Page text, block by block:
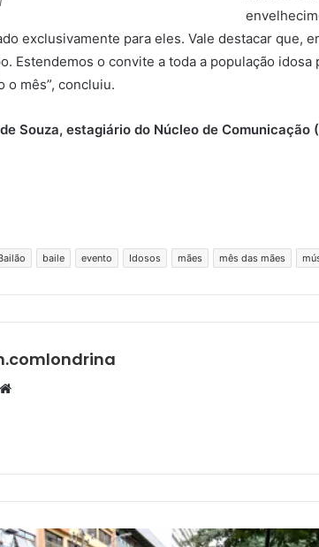
exclusivamente para eles. Vale destacar que,
Estendemos o convite a toda a população
o mês”, concluiu.
Souza, estagiário do Núcleo de Comunicação
baile evento Idosos mães mês das mães
Website